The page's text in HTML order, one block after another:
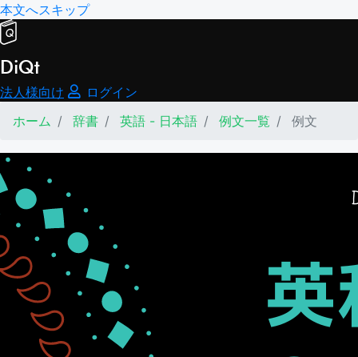
本文へスキップ
DiQt
法人様向け
ログイン
ホーム
辞書 英語 - 日本語 例文一覧 例文